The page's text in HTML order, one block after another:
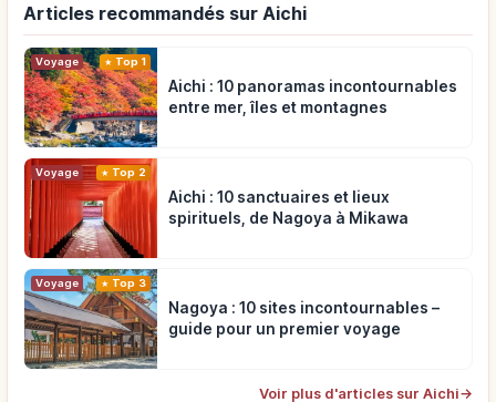
Articles recommandés sur Aichi
Voyage Top 1
Aichi : 10 panoramas incontournables
entre mer, îles et montagnes
Voyage Top 2
Aichi : 10 sanctuaires et lieux
spirituels, de Nagoya à Mikawa
Voyage Top 3
Nagoya : 10 sites incontournables –
guide pour un premier voyage
Voir plus d'articles sur Aichi→